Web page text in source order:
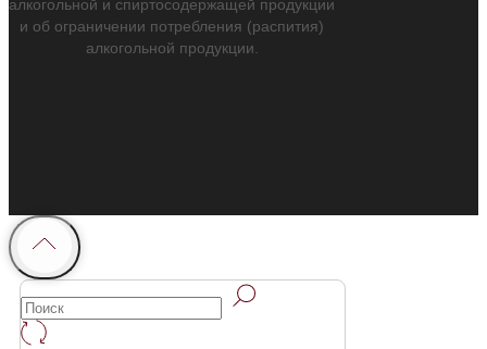
алкогольной и спиртосодержащей продукции
и об ограничении потребления (распития)
алкогольной продукции.